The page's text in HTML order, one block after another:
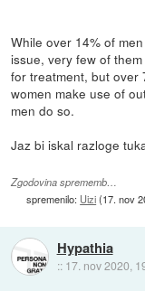
While over 14% of
issue, very few of
for treatment, but over
women make use of
men do so.
Jaz bi iskal razloge
Zgodovina sprememb…
spremenilo: Uizi(17. nov
Hypathia
:: 17. nov 2020,